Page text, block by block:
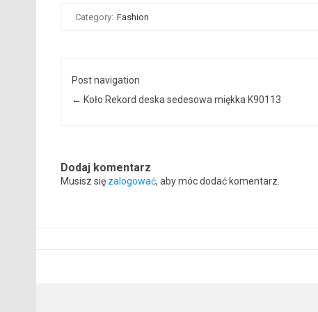
Category: Fashion
Post navigation
← Koło Rekord deska sedesowa miękka K90113
Dodaj komentarz
Musisz się zalogować, aby móc dodać komentarz.